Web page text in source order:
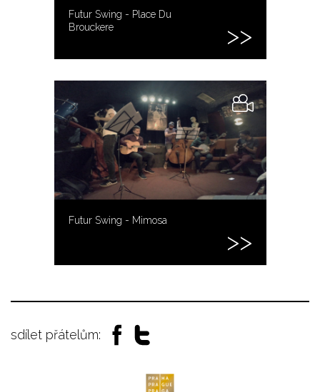
Futur Swing - Place Du
Brouckere
Futur Swing - Mimosa
sdílet přátelům: